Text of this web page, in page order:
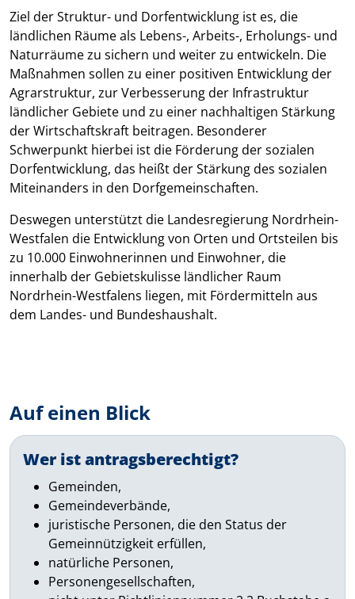
Ziel der Struktur- und Dorfentwicklung ist es, die
ländlichen Räume als Lebens-, Arbeits-, Erholungs- und
Naturräume zu sichern und weiter zu entwickeln. Die
Maßnahmen sollen zu einer positiven Entwicklung der
Agrarstruktur, zur Verbesserung der Infrastruktur
ländlicher Gebiete und zu einer nachhaltigen Stärkung
der Wirtschaftskraft beitragen. Besonderer
Schwerpunkt hierbei ist die Förderung der sozialen
Dorfentwicklung, das heißt der Stärkung des sozialen
Miteinanders in den Dorfgemeinschaften.
Deswegen unterstützt die Landesregierung Nordrhein-
Westfalen die Entwicklung von Orten und Ortsteilen bis
zu 10.000 Einwohnerinnen und Einwohner, die
innerhalb der Gebietskulisse ländlicher Raum
Nordrhein-Westfalens liegen, mit Fördermitteln aus
dem Landes- und Bundeshaushalt.
Auf einen Blick
Wer ist antragsberechtigt?
Gemeinden,
Gemeindeverbände,
juristische Personen, die den Status der
Gemeinnützigkeit erfüllen,
natürliche Personen,
Personengesellschaften,